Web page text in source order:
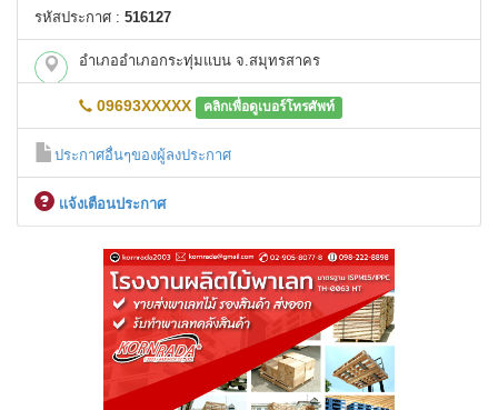
รหัสประกาศ : 516127
อำเภออำเภอกระทุ่มแบน จ.สมุทรสาคร
09693XXXXX คลิกเพื่อดูเบอร์โทรศัพท์
ประกาศอื่นๆของผู้ลงประกาศ
เเจ้งเตือนประกาศ